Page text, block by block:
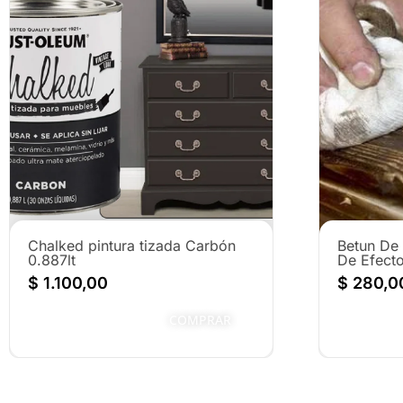
Chalked pintura tizada Carbón
0.887lt
$ 1.100,00
Betun
De
$